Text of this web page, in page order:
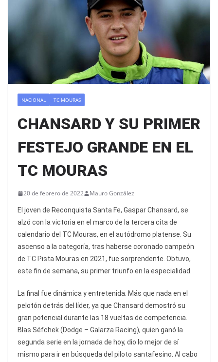
NACIONAL TC MOURAS
CHANSARD Y SU PRIMER
FESTEJO GRANDE EN EL
TC MOURAS
20 de febrero de 2022 Mauro González
El joven de Reconquista Santa Fe, Gaspar Chansard, se
alzó con la victoria en el marco de la tercera cita de
calendario del TC Mouras, en el autódromo platense. Su
ascenso a la categoría, tras haberse coronado campeón
de TC Pista Mouras en 2021, fue sorprendente. Obtuvo,
este fin de semana, su primer triunfo en la especialidad.
La final fue dinámica y entretenida. Más que nada en el
pelotón detrás del líder, ya que Chansard demostró su
gran potencial durante las 18 vueltas de competencia.
Blas Séfchek (Dodge – Galarza Racing), quien ganó la
segunda serie en la jornada de hoy, dio lo mejor de sí
mismo para ir en búsqueda del piloto santafesino. Al cabo